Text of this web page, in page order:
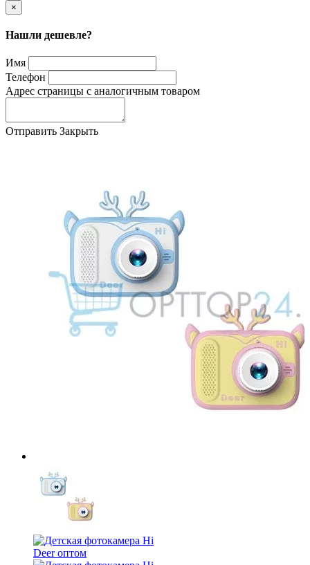
×
Нашли дешевле?
Имя
Телефон
Адрес страницы с аналогичным товаром
Отправить Закрыть